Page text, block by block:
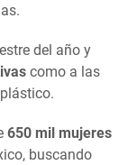
del año y
como a las
650 mil mujeres
buscando